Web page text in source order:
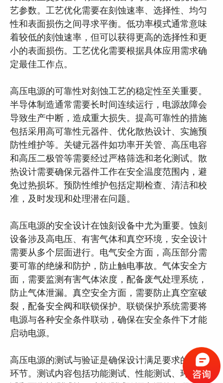
艺参数。工艺优化需要在刻蚀速率、选择性、均匀
性和表面损伤之间寻求平衡。低功率模式通常意味
着较低的刻蚀速率，但可以获得更高的选择性和更
小的表面损伤。工艺优化需要根据具体应用需求确
定最佳工作点。
高压电源的可靠性对刻蚀工艺的稳定性至关重要。
半导体制造通常需要长时间连续运行，电源故障会
导致生产中断，造成重大损失。提高可靠性的措施
包括采用高可靠性元器件、优化散热设计、实施预
防性维护等。关键元器件如功率开关管、高压电容
和高压二极管等需要经过严格筛选和老化测试。散
热设计需要确保元器件工作在安全温度范围内，避
免过热损坏。预防性维护包括定期检查、清洁和校
准，及时发现和处理潜在问题。
高压电源的安全设计在蚀刻设备中尤为重要。蚀刻
设备涉及高电压、有害气体和真空环境，安全设计
需要从多个层面进行。电气安全方面，高压部分需
要可靠的绝缘和防护，防止触电事故。气体安全方
面，需要监测有害气体浓度，配备废气处理系统，
防止气体泄漏。真空安全方面，需要防止真空室破
裂，配备安全阀和联锁保护。联锁保护系统需要将
电源与各种安全条件联动，确保在安全条件下才能
启动电源。
高压电源的测试与验证是确保设计满足要求的必要
环节。测试内容包括功能测试、性能测试、环境测